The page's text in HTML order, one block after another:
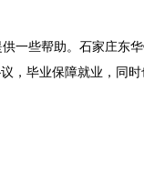
一些帮助。石家庄东
，毕业保障就业，同